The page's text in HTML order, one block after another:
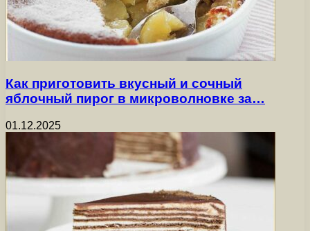
Как приготовить вкусный и сочный
яблочный пирог в микроволновке за…
01.12.2025